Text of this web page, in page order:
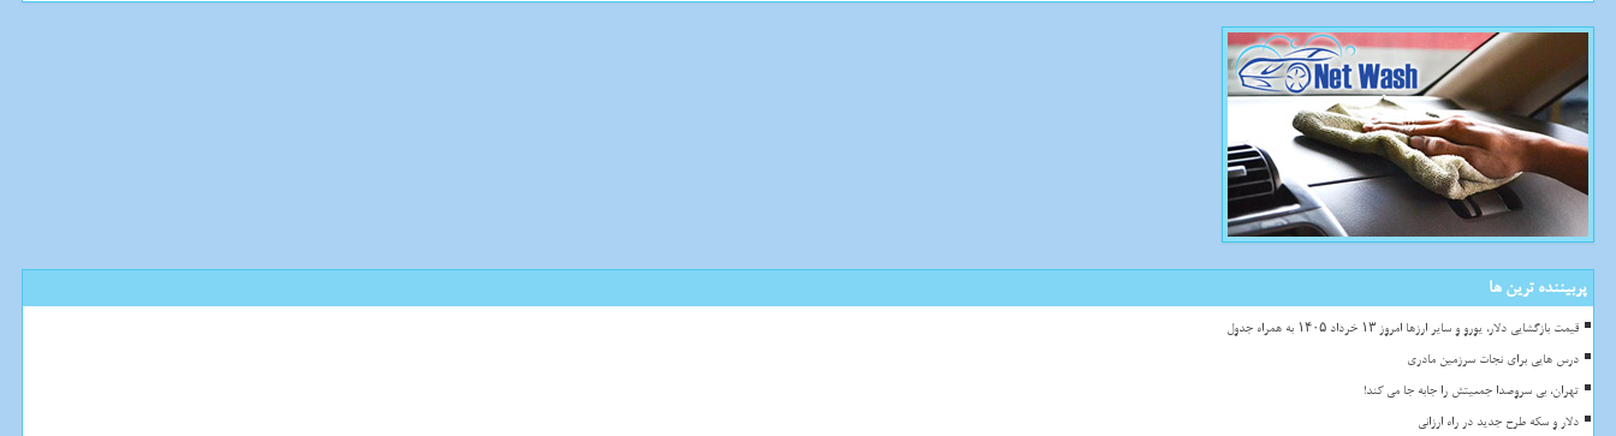
پربیننده ترین ها
قیمت بازگشایی دلار، یورو و سایر ارزها امروز ۱۳ خرداد ۱۴۰۵ به همراه جدول
درس هایی برای نجات سرزمین مادری
تهران، بی سروصدا جمعیتش را جابه جا می کند!
دلار و سکه طرح جدید در راه ارزانی